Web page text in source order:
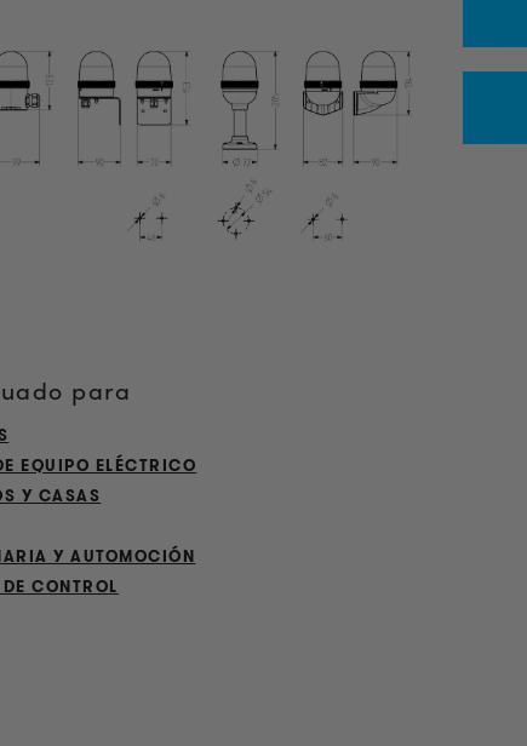
para
EQUIPO ELÉCTRICO
Y CASAS
Y AUTOMOCIÓN
CONTROL